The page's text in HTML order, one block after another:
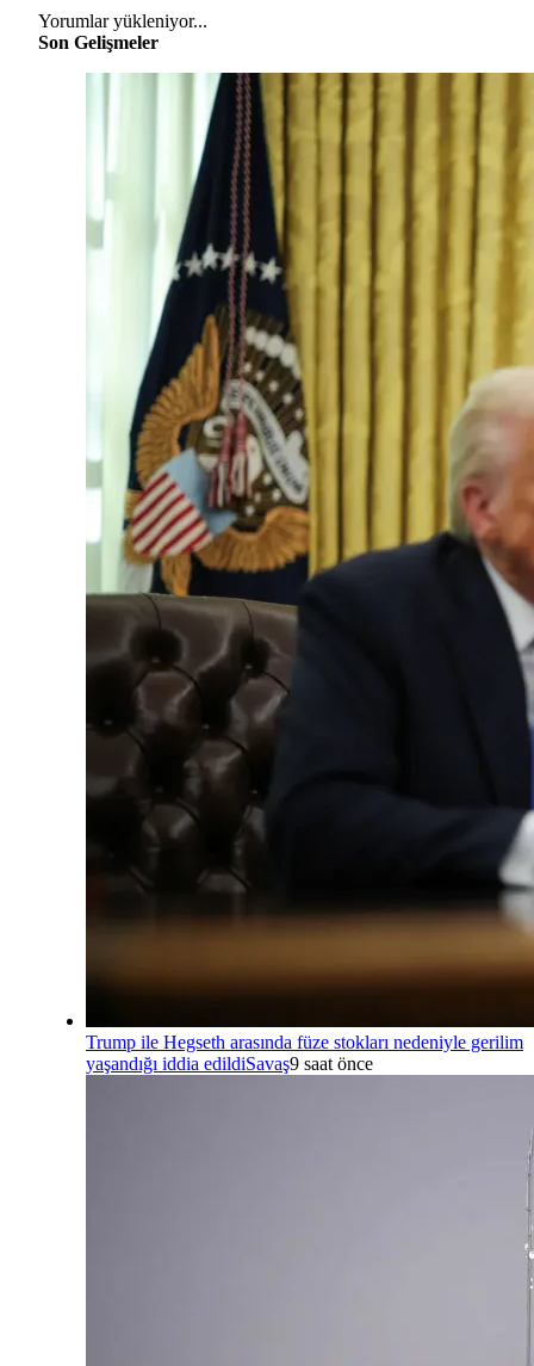
Yorumlar yükleniyor...
Son Gelişmeler
Trump ile Hegseth arasında füze stokları nedeniyle gerilim
yaşandığı iddia edildiSavaş9 saat önce